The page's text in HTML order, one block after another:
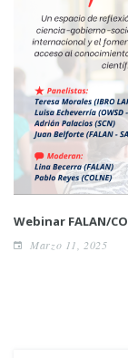
Webinar FALAN/
Marzo 11, 2025